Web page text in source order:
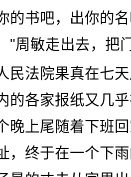
的书吧，出你的
"周敏走出去，把
法院果真在七天
的各家报纸又几
晚上尾随着下班
，终于在一个下